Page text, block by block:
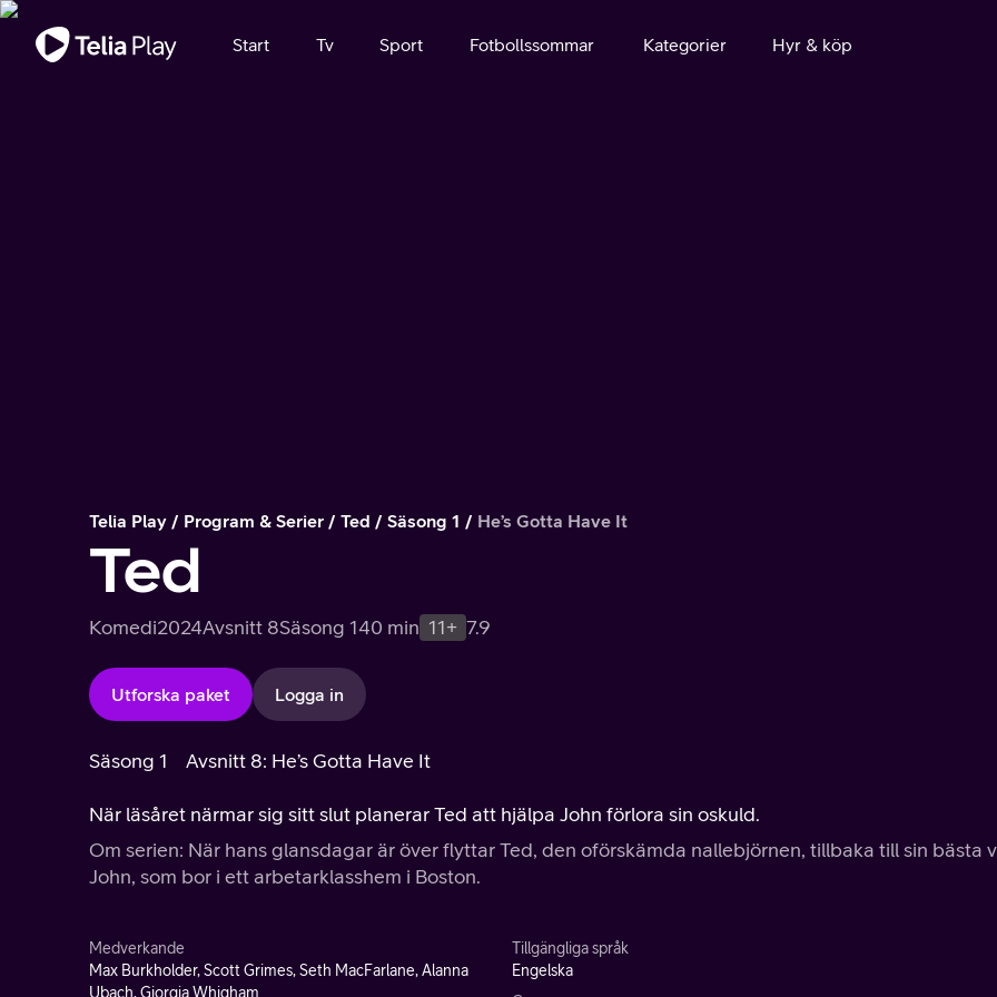
Viktigt meddelande
Start Tv Sport Fotbollssommar Kategorier Hyr & köp
Telia Play Program & Serier Ted Säsong 1 He’s Gotta Have It
Ted
Komedi2024Avsnitt 8Säsong 140 min 11+ 7.9
Utforska paket Logga in
Säsong 1 Avsnitt 8: He’s Gotta Have It
När läsåret närmar sig sitt slut planerar Ted att hjälpa John förlora sin oskuld.
Om serien: När hans glansdagar är över flyttar Ted, den oförskämda nallebjörnen, tillbaka till sin bästa
John, som bor i ett arbetarklasshem i Boston.
Medverkande
Max Burkholder, Scott Grimes, Seth MacFarlane, Alanna
Ubach, Giorgia Whigham
Tillgängliga språk
Engelska